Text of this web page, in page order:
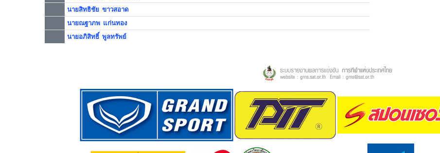
นายสิทธิชัย ขาวสอาด
นายณฐาภพ แก่นทอง
นายอภิสิทธิ์ พูลทรัพย์